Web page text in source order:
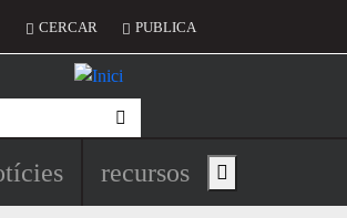
Menú del compte d'usuari
CERCAR PUBLICA
principal de
recursos Show main menu